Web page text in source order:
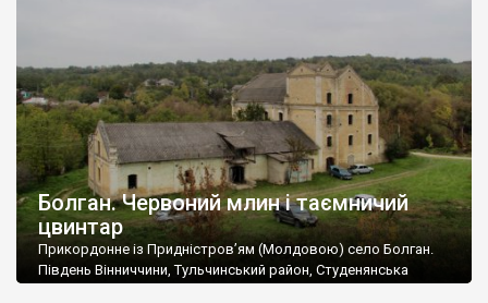
Болган. Червоний млин і таємничий
цвинтар
Прикордонне із Придністров’ям (Молдовою) село Болган.
Південь Вінниччини, Тульчинський район, Студенянська